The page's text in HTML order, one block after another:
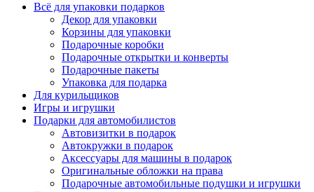
Всё для упаковки подарков
Декор для упаковки
Корзины для упаковки
Подарочные коробки
Подарочные открытки и конверты
Подарочные пакеты
Упаковка для подарка
Для курильщиков
Игры и игрушки
Подарки для автомобилистов
Автовизитки в подарок
Автокружки в подарок
Аксессуары для машины в подарок
Оригинальные обложки на права
Подарочные автомобильные подушки и игрушки